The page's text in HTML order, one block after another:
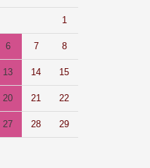
1
6 7 8
13 14 15
20 21 22
27 28 29